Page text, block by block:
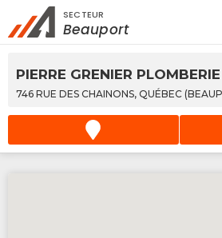
Rechercher à proximité -
Services
SECTEUR
Beauport
PIERRE GRENIER
746 RUE DES CHAINONS, QUÉBEC